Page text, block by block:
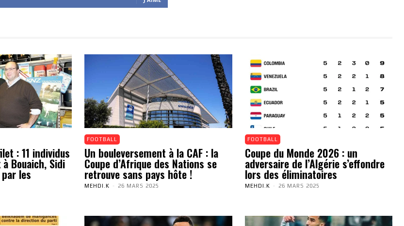
: 11 individus
Bouaich, Sidi
les
FOOTBALL
Un bouleversement à la CAF : la
Coupe d’Afrique des Nations se
retrouve sans pays hôte !
MEHDI.K - 26 MARS 2025
FOOTBALL
Coupe du Monde 2026 : un
adversaire de l’Algérie s’effondre
lors des éliminatoires
MEHDI.K - 26 MARS 2025